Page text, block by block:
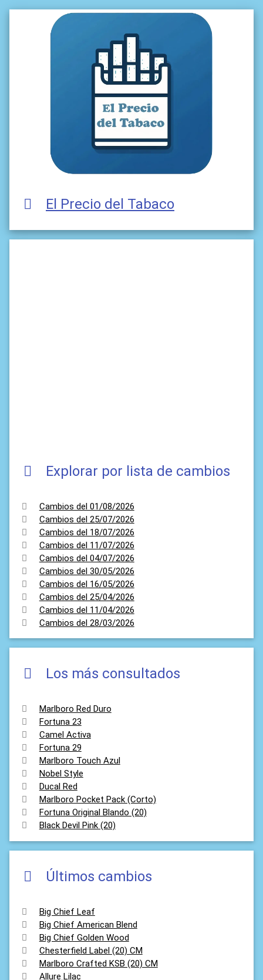
El Precio del Tabaco
Explorar por lista de cambios
Cambios del 01/08/2026
Cambios del 25/07/2026
Cambios del 18/07/2026
Cambios del 11/07/2026
Cambios del 04/07/2026
Cambios del 30/05/2026
Cambios del 16/05/2026
Cambios del 25/04/2026
Cambios del 11/04/2026
Cambios del 28/03/2026
Los más consultados
Marlboro Red Duro
Fortuna 23
Camel Activa
Fortuna 29
Marlboro Touch Azul
Nobel Style
Ducal Red
Marlboro Pocket Pack (Corto)
Fortuna Original Blando (20)
Black Devil Pink (20)
Últimos cambios
Big Chief Leaf
Big Chief American Blend
Big Chief Golden Wood
Chesterfield Label (20) CM
Marlboro Crafted KSB (20) CM
Allure Lilac